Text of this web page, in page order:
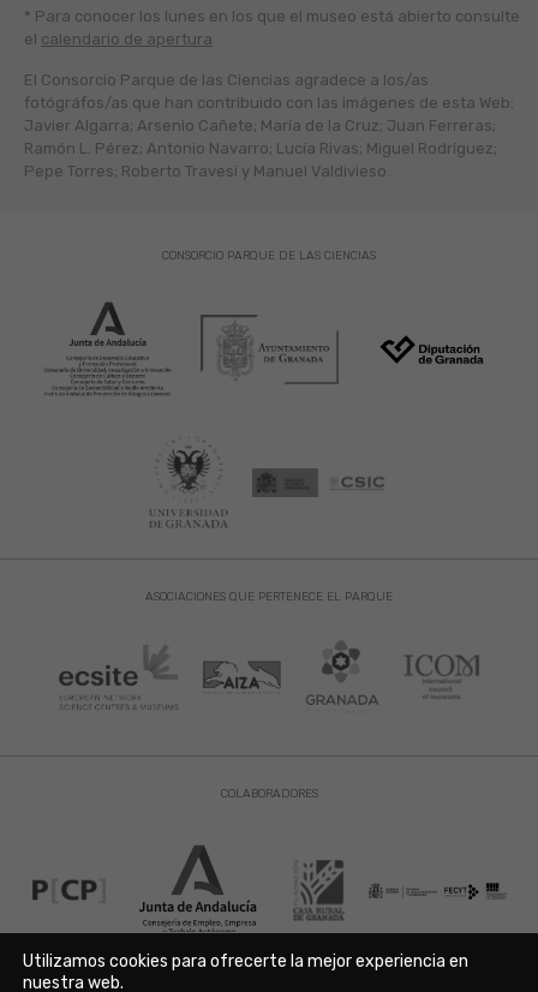
* Para conocer los lunes en los que el museo está abierto consulte
el calendario de apertura
El Consorcio Parque de las Ciencias agradece a los/as
fotógráfos/as que han contribuido con las imágenes de esta Web:
Javier Algarra; Arsenio Cañete; María de la Cruz; Juan Ferreras;
Ramón L. Pérez; Antonio Navarro; Lucía Rivas; Miguel Rodríguez;
Pepe Torres; Roberto Travesí y Manuel Valdivieso.
ASOCIACIONES QUE PERTENECE EL PARQUE
CONSORCIO PARQUE DE LAS CIENCIAS
COLABORADORES
Utilizamos cookies para ofrecerte la mejor experiencia en
nuestra web.